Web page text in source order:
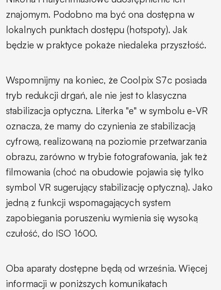
znajomym. Podobno ma być ona dostępna w
lokalnych punktach dostępu (hotspoty). Jak
będzie w praktyce pokaże niedaleka przyszłość.
Wspomnijmy na koniec, że Coolpix S7c posiada
tryb redukcji drgań, ale nie jest to klasyczna
stabilizacja optyczna. Literka "e" w symbolu e-VR
oznacza, że mamy do czynienia ze stabilizacją
cyfrową, realizowaną na poziomie przetwarzania
obrazu, zarówno w trybie fotografowania, jak też
filmowania (choć na obudowie pojawia się tylko
symbol VR sugerujący stabilizację optyczną). Jako
jedną z funkcji wspomagających system
zapobiegania poruszeniu wymienia się wysoką
czułość, do ISO 1600.
Oba aparaty dostępne będą od września. Więcej
informacji w poniższych komunikatach